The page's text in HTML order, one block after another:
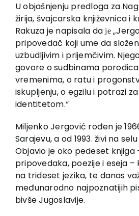
U objašnjenju predloga za
žirija, švajcarska književnica i
Rakuza je napisala daје„
pripovedač koji ume da
uzbudljivim i prijemčivim.
govore o sudbinama
vremenima, o ratu i
iskupljenju, o egzilu i potrazi
identitetom.“
Miljenko Jergović rođen je
Sarajevu, a od 1993. živi na
Objavio je oko pedeset knjiga
pripovedaka, poezije i eseja
na trideset jezika, te danas
međunarodno najpoznatijih
bivše Jugoslavije.